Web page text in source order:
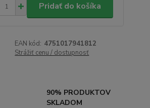
Pridať do košíka
EAN kód: 4751017941812
Strážiť cenu / dostupnosť
90% PRODUKTOV
SKLADOM